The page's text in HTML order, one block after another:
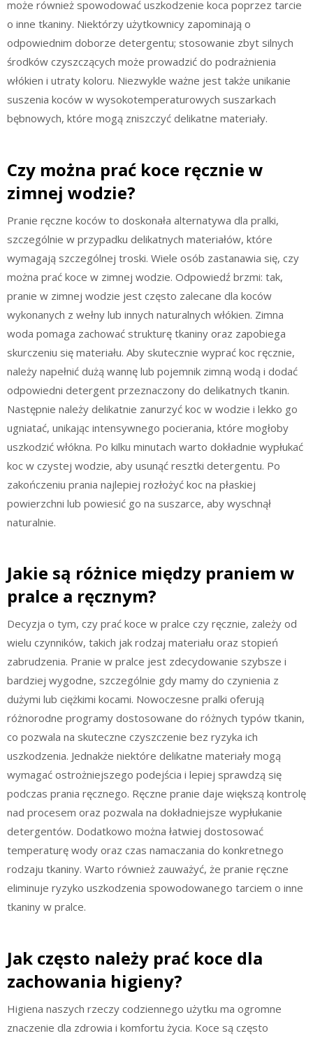
może również spowodować uszkodzenie koca poprzez tarcie
o inne tkaniny. Niektórzy użytkownicy zapominają o
odpowiednim doborze detergentu; stosowanie zbyt silnych
środków czyszczących może prowadzić do podrażnienia
włókien i utraty koloru. Niezwykle ważne jest także unikanie
suszenia koców w wysokotemperaturowych suszarkach
bębnowych, które mogą zniszczyć delikatne materiały.
Czy można prać koce ręcznie w
zimnej wodzie?
Pranie ręczne koców to doskonała alternatywa dla pralki,
szczególnie w przypadku delikatnych materiałów, które
wymagają szczególnej troski. Wiele osób zastanawia się, czy
można prać koce w zimnej wodzie. Odpowiedź brzmi: tak,
pranie w zimnej wodzie jest często zalecane dla koców
wykonanych z wełny lub innych naturalnych włókien. Zimna
woda pomaga zachować strukturę tkaniny oraz zapobiega
skurczeniu się materiału. Aby skutecznie wyprać koc ręcznie,
należy napełnić dużą wannę lub pojemnik zimną wodą i dodać
odpowiedni detergent przeznaczony do delikatnych tkanin.
Następnie należy delikatnie zanurzyć koc w wodzie i lekko go
ugniatać, unikając intensywnego pocierania, które mogłoby
uszkodzić włókna. Po kilku minutach warto dokładnie wypłukać
koc w czystej wodzie, aby usunąć resztki detergentu. Po
zakończeniu prania najlepiej rozłożyć koc na płaskiej
powierzchni lub powiesić go na suszarce, aby wyschnął
naturalnie.
Jakie są różnice między praniem w
pralce a ręcznym?
Decyzja o tym, czy prać koce w pralce czy ręcznie, zależy od
wielu czynników, takich jak rodzaj materiału oraz stopień
zabrudzenia. Pranie w pralce jest zdecydowanie szybsze i
bardziej wygodne, szczególnie gdy mamy do czynienia z
dużymi lub ciężkimi kocami. Nowoczesne pralki oferują
różnorodne programy dostosowane do różnych typów tkanin,
co pozwala na skuteczne czyszczenie bez ryzyka ich
uszkodzenia. Jednakże niektóre delikatne materiały mogą
wymagać ostrożniejszego podejścia i lepiej sprawdzą się
podczas prania ręcznego. Ręczne pranie daje większą kontrolę
nad procesem oraz pozwala na dokładniejsze wypłukanie
detergentów. Dodatkowo można łatwiej dostosować
temperaturę wody oraz czas namaczania do konkretnego
rodzaju tkaniny. Warto również zauważyć, że pranie ręczne
eliminuje ryzyko uszkodzenia spowodowanego tarciem o inne
tkaniny w pralce.
Jak często należy prać koce dla
zachowania higieny?
Higiena naszych rzeczy codziennego użytku ma ogromne
znaczenie dla zdrowia i komfortu życia. Koce są często